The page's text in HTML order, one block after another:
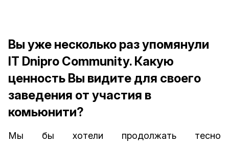
Вы уже несколько раз упомянули
IT Dnipro Community. Какую
ценность Вы видите для своего
заведения от участия в
комьюнити?
Мы бы хотели продолжать тесно